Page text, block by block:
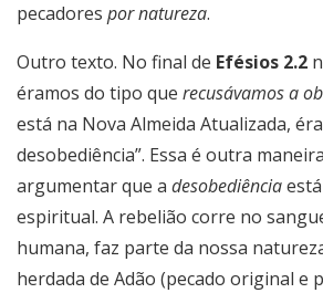
pecadores por natureza.
Outro texto. No final de Efésios 2.2
éramos do tipo que recusávamos a
está na Nova Almeida Atualizada,
desobediência”. Essa é outra
argumentar que a desobediência
espiritual. A rebelião corre no
humana, faz parte da nossa
herdada de Adão (pecado original e